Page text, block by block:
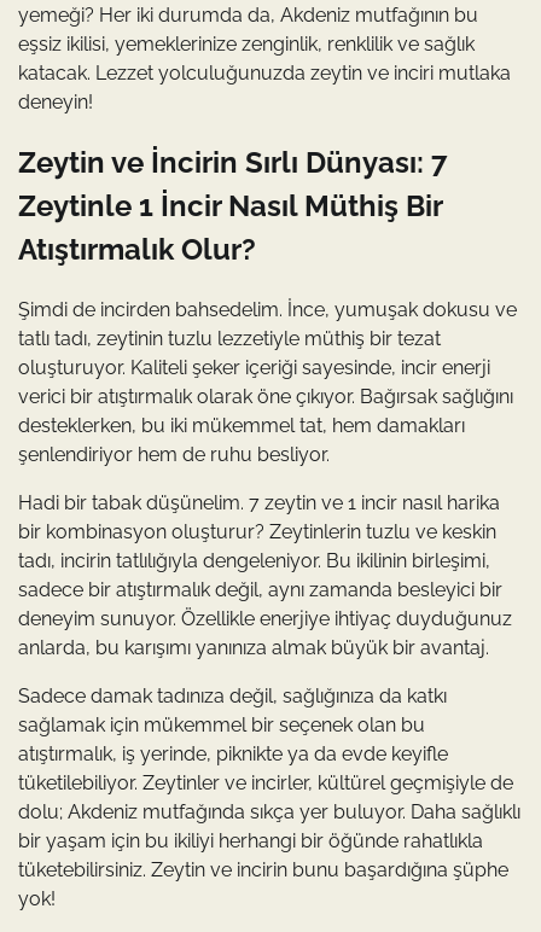
yemeği? Her iki durumda da, Akdeniz mutfağının bu
eşsiz ikilisi, yemeklerinize zenginlik, renklilik ve sağlık
katacak. Lezzet yolculuğunuzda zeytin ve inciri mutlaka
deneyin!
Zeytin ve İncirin Sırlı Dünyası: 7
Zeytinle 1 İncir Nasıl Müthiş Bir
Atıştırmalık Olur?
Şimdi de incirden bahsedelim. İnce, yumuşak dokusu ve
tatlı tadı, zeytinin tuzlu lezzetiyle müthiş bir tezat
oluşturuyor. Kaliteli şeker içeriği sayesinde, incir enerji
verici bir atıştırmalık olarak öne çıkıyor. Bağırsak sağlığını
desteklerken, bu iki mükemmel tat, hem damakları
şenlendiriyor hem de ruhu besliyor.
Hadi bir tabak düşünelim. 7 zeytin ve 1 incir nasıl harika
bir kombinasyon oluşturur? Zeytinlerin tuzlu ve keskin
tadı, incirin tatlılığıyla dengeleniyor. Bu ikilinin birleşimi,
sadece bir atıştırmalık değil, aynı zamanda besleyici bir
deneyim sunuyor. Özellikle enerjiye ihtiyaç duyduğunuz
anlarda, bu karışımı yanınıza almak büyük bir avantaj.
Sadece damak tadınıza değil, sağlığınıza da katkı
sağlamak için mükemmel bir seçenek olan bu
atıştırmalık, iş yerinde, piknikte ya da evde keyifle
tüketilebiliyor. Zeytinler ve incirler, kültürel geçmişiyle de
dolu; Akdeniz mutfağında sıkça yer buluyor. Daha sağlıklı
bir yaşam için bu ikiliyi herhangi bir öğünde rahatlıkla
tüketebilirsiniz. Zeytin ve incirin bunu başardığına şüphe
yok!